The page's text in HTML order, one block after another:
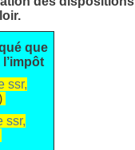
que
ssr,
ssr,